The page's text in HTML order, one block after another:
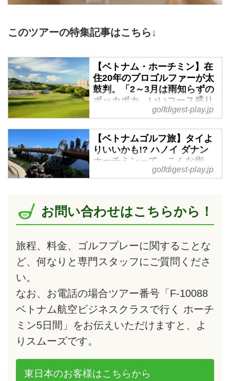
このツアーの特集記事はこちら↓
【ベトナム・ホーチミン】在
住20年のプロゴルファーが太
鼓判。「2～3月は雨知らずの
ポッカポカ。いいコース盛り
だくさん、ゴルフ旅に最高で
by ゴルフダイジェスト
冬真っ盛り。寒さ対策をしてプレ
ーするのもいいけれど、飛行機に
乗って5～6時間であたたかな日射
ナムへ、ゴルフ旅いかがですか?
golfdigest-play.jp
【ベトナムゴルフ旅】タイよ
りいいかも!? ハノイ ダナン
ホーチミンって、こんな街、
こんなコース「旅の基本情
東南アジアのゴルフ旅行といえ
ば、タイがコースの質量ともにト
随しているのがベトナム。ゴルフ
目的ではない純粋な日本人旅行者
数が2018年には80万人を超え、
ートや四つ星以上のホテルも増
え、さらにゴルフコースも急増し
ています。現在、ベトナムには58
のゴルフ場があります。少ないと
たため、いずれのコースも「世界
golfdigest-play.jp
お問い合わせはこちらから！
旅程、料金、ゴルフプレーに関することな
ど、何なりと専門スタッフにご質問くださ
い。
なお、お電話の場合ツアー番号「F-10088
ベトナム航空ビジネスクラスで行く ホーチ
ミン5日間」をお伝えいただけますと、よ
りスムーズです。
東日本のお客様はこちらから